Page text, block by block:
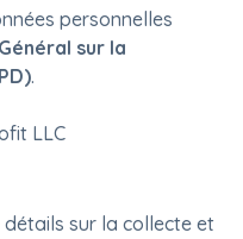
personnelles
sur la
.
LLC
détails sur la collecte et